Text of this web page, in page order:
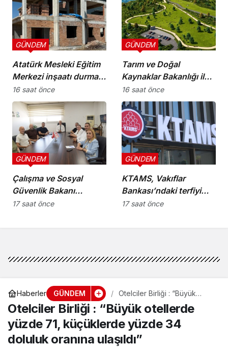
Atatürk Mesleki Eğitim
Merkezi inşaatı durma
noktasında!
GÜNDEM
16 saat önce
Tarım ve Doğal
Kaynaklar Bakanlığı ile
İnşaat Mühendisleri
Odası arasında iş birliği
protokolü imzalandı
GÜNDEM
16 saat önce
Çalışma ve Sosyal
Güvenlik Bakanı
Hasipoğlu,
GÜNDEM
17 saat önce
KTAMS, Vakıflar
Bankası’ndaki terfiyi
eleştirdi
GÜNDEM
17 saat önce
Haberler GÜNDEM
Otelciler Birliği : “Büyük
otellerde yüzde 71,
küçüklerde yüzde 34
doluluk oranına ulaşıldı”
Otelciler Birliği : “Büyük otellerde
yüzde 71, küçüklerde yüzde 34
doluluk oranına ulaşıldı”